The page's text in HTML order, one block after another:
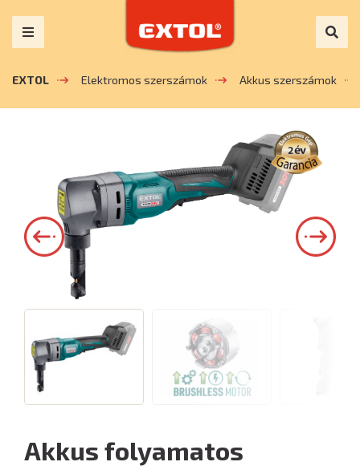
EXTOL Elektromos szerszámok Akkus szerszámok
Akkus folyamatos